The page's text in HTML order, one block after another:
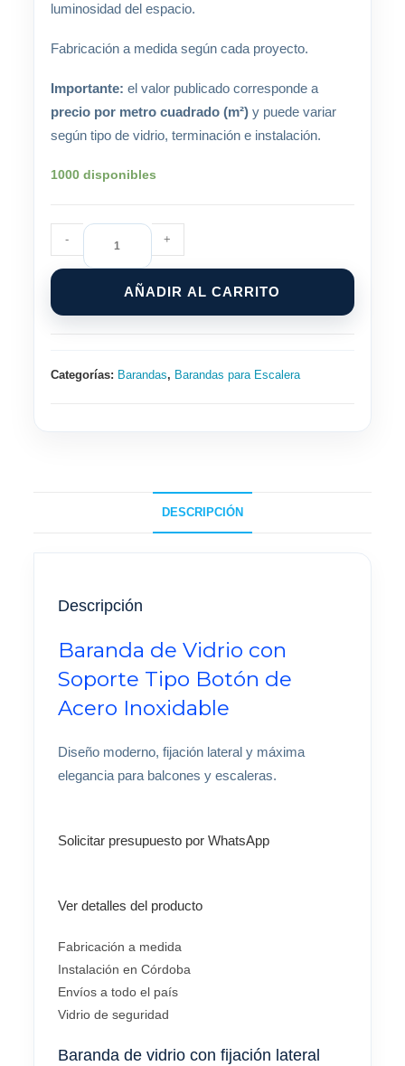
luminosidad del espacio.
Fabricación a medida según cada proyecto.
Importante: el valor publicado corresponde a
precio por metro cuadrado (m²)y puede variar
según tipo de vidrio, terminación e instalación.
1000 disponibles
Baranda
de
Vidrio
para
Soporte
- +
AÑADIR AL CARRITO
Categorías: Barandas, Barandas para Escalera
DESCRIPCIÓN
Descripción
Baranda de Vidrio con
Soporte Tipo Botón de
Acero Inoxidable
Diseño moderno, fijación lateral y máxima
elegancia para balcones y escaleras.
Solicitar presupuesto por WhatsApp
Ver detalles del producto
Fabricación a medida
Instalación en Córdoba
Envíos a todo el país
Vidrio de seguridad
Baranda de vidrio con fijación lateral